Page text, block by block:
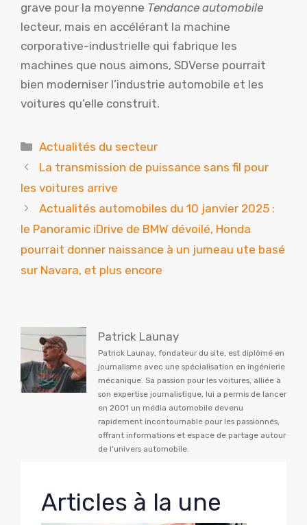
grave pour la moyenne Tendance automobile
lecteur, mais en accélérant la machine
corporative-industrielle qui fabrique les
machines que nous aimons, SDVerse pourrait
bien moderniser l’industrie automobile et les
voitures qu’elle construit.
Catégories
Actualités du secteur
La transmission de puissance sans fil pour
les voitures arrive
Actualités automobiles du 10 janvier 2025 :
le Panoramic iDrive de BMW dévoilé, Honda
pourrait donner naissance à un jumeau ute basé
sur Navara, et plus encore
Patrick Launay
Patrick Launay, fondateur du site, est diplômé en
journalisme avec une spécialisation en ingénierie
mécanique. Sa passion pour les voitures, alliée à
son expertise journalistique, lui a permis de lancer
en 2001 un média automobile devenu
rapidement incontournable pour les passionnés,
offrant informations et espace de partage autour
de l'univers automobile.
Articles à la une